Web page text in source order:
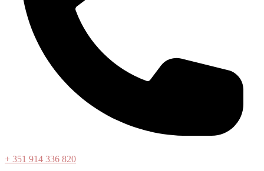
+ 351 914 336 820